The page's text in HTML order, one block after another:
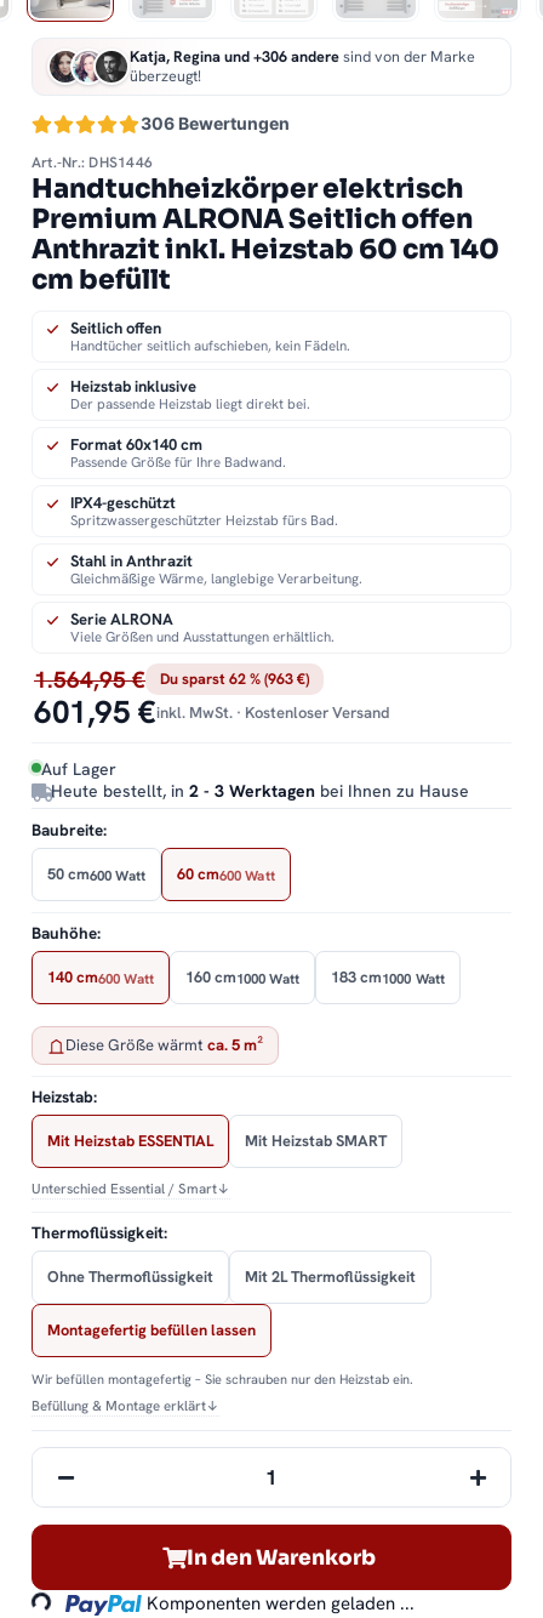
306 Bewertungen
Katja, Regina und +306 anderesind von der Marke
überzeugt!
Art.-Nr.: DHS1446
Handtuchheizkörper elektrisch
Premium ALRONA Seitlich offen
Anthrazit inkl. Heizstab 60 cm 140
cm befüllt
1.564,95 € Du sparst 62 % (963 €)
601,95 €inkl. MwSt. · Kostenloser Versand
Auf Lager
Heute bestellt, in 2 - 3 Werktagen bei Ihnen zu Hause
Seitlich offen
Handtücher seitlich aufschieben, kein Fädeln.
Heizstab inklusive
Der passende Heizstab liegt direkt bei.
Format 60x140 cm
Passende Größe für Ihre Badwand.
IPX4-geschützt
Spritzwassergeschützter Heizstab fürs Bad.
Stahl in Anthrazit
Gleichmäßige Wärme, langlebige Verarbeitung.
Serie ALRONA
Viele Größen und Ausstattungen erhältlich.
Baubreite:
50 cm600 Watt 60 cm600 Watt
Bauhöhe:
140 cm600 Watt 160 cm1000 Watt 183 cm1000 Watt
Diese Größe wärmt ca. 5 m²
Heizstab:
Mit Heizstab ESSENTIAL Mit Heizstab SMART
Unterschied Essential / Smart↓
Thermoflüssigkeit:
Ohne Thermoflüssigkeit Mit 2L Thermoflüssigkeit
Montagefertig befüllen lassen
Wir befüllen montagefertig – Sie schrauben nur den Heizstab ein.
Befüllung & Montage erklärt↓
In den Warenkorb
Loading... Komponenten werden geladen ...